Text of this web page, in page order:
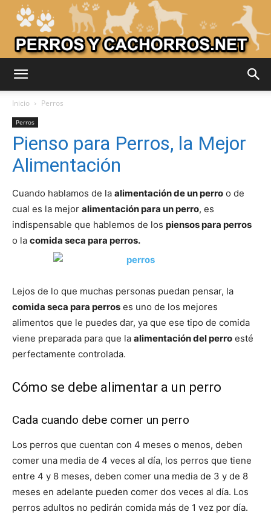
Perros
–
Razas
Fotos
Inicio Perros
Perros
Pienso para Perros, la Mejor
Alimentación
Cuando hablamos de la alimentación de un perro o de
cual es la mejor alimentación para un perro, es
indispensable que hablemos de los piensos para perros
o la comida seca para perros.
Lejos de lo que muchas personas puedan pensar, la
comida seca para perros es uno de los mejores
alimentos que le puedes dar, ya que ese tipo de comida
viene preparada para que la alimentación del perro esté
perfectamente controlada.
Cómo se debe alimentar a un perro
Cada cuando debe comer un perro
Los perros que cuentan con 4 meses o menos, deben
comer una media de 4 veces al día, los perros que tiene
entre 4 y 8 meses, deben comer una media de 3 y de 8
meses en adelante pueden comer dos veces al día. Los
perros adultos no pedirán comida más de 1 vez por día.